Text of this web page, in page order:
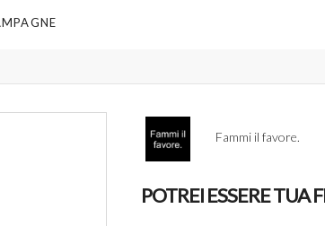
Fammi il favore.
POTREI ESSERE TUA